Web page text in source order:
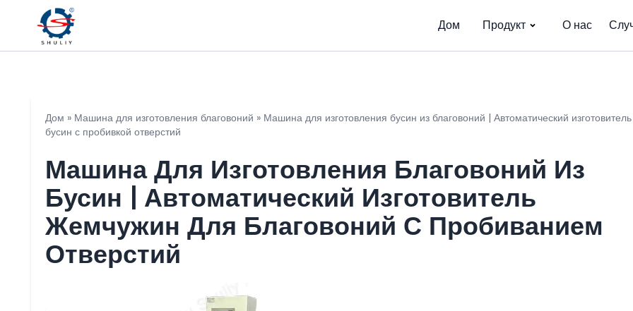
Дом Продукт О нас
Дом » Машина для изготовления благовоний » Машина для изготовления бусин из благовоний | Автоматический изготовитель
бусин с пробивкой отверстий
Машина Для Изготовления Благовоний Из
Бусин | Автоматический Изготовитель
Жемчужин Для Благовоний С Пробиванием
Отверстий